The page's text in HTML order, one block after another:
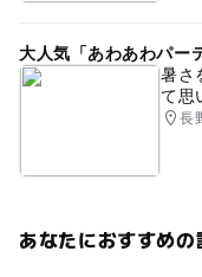
大人気「あわあわパー
暑さ
て思
長
あなたにおすすめの